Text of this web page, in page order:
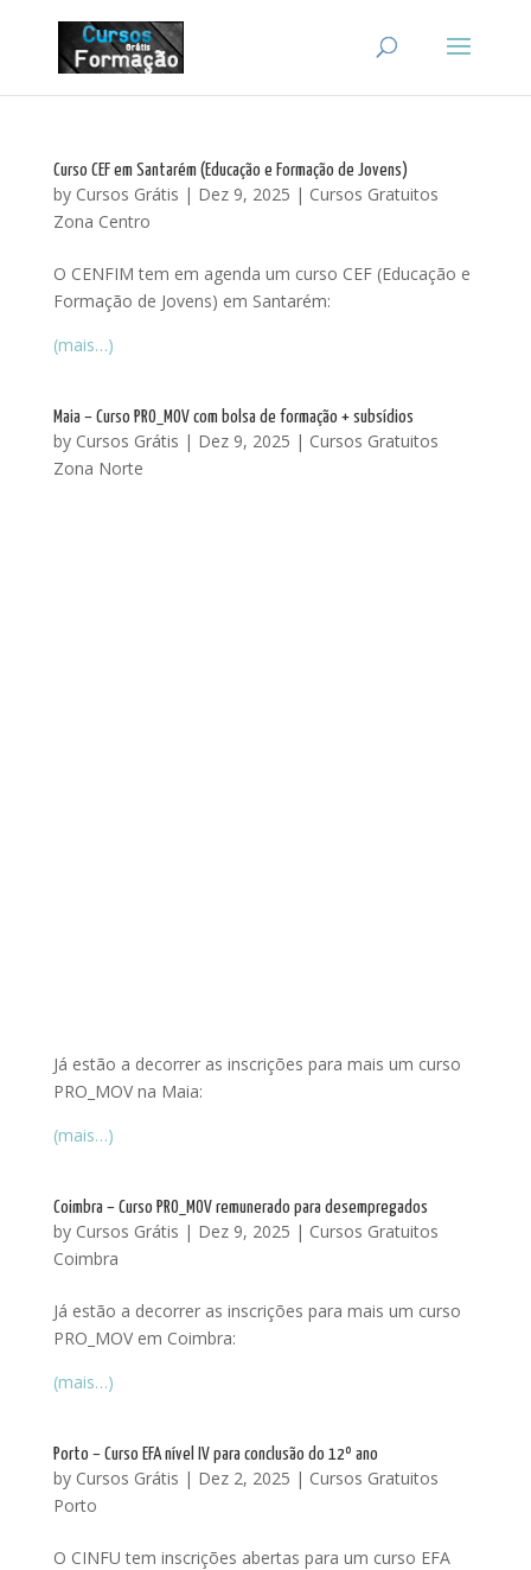
Curso CEF em Santarém (Educação e Formação de Jovens)
by Cursos Grátis | Dez 9, 2025 | Cursos Gratuitos
Zona Centro
O CENFIM tem em agenda um curso CEF (Educação e
Formação de Jovens) em Santarém:
(mais…)
Maia – Curso PRO_MOV com bolsa de formação + subsídios
by Cursos Grátis | Dez 9, 2025 | Cursos Gratuitos
Zona Norte
Já estão a decorrer as inscrições para mais um curso
PRO_MOV na Maia:
(mais…)
Coimbra – Curso PRO_MOV remunerado para desempregados
by Cursos Grátis | Dez 9, 2025 | Cursos Gratuitos
Coimbra
Já estão a decorrer as inscrições para mais um curso
PRO_MOV em Coimbra:
(mais…)
Porto – Curso EFA nível IV para conclusão do 12º ano
by Cursos Grátis | Dez 2, 2025 | Cursos Gratuitos
Porto
O CINFU tem inscrições abertas para um curso EFA